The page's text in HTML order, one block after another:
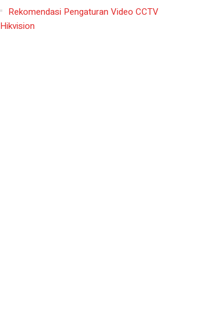
Rekomendasi Pengaturan Video CCTV
Hikvision